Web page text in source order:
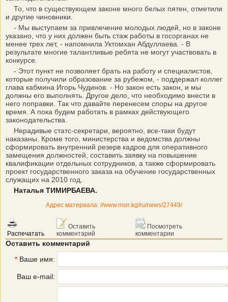
То, что в существующем законе много белых пятен, отметили
и другие чиновники.
- Мы выступаем за привлечение молодых людей, но в законе
указано, что у них должен быть стаж работы в госорганах не
менее трех лет, - напомнила Уктомхан Абдуллаева. - В
результате многие талантливые ребята не могут участвовать в
конкурсе.
- Этот пункт не позволяет брать на работу и специалистов,
которые получили образование за рубежом, - поддержал коллег
глава кабмина Игорь Чудинов. - Но закон есть закон, и мы
должны его выполнять. Другое дело, что необходимо внести в
него поправки. Так что давайте перенесем споры на другое
время. А пока будем работать в рамках действующего
законодательства.
Нерадивые статс-секретари, вероятно, все-таки будут
наказаны. Кроме того, министерства и ведомства должны
сформировать внутренний резерв кадров для оперативного
замещения должностей, составить заявку на повышение
квалификации отдельных сотрудников, а также сформировать
проект государственного заказа на обучение государственных
служащих на 2010 год.
Наталья ТИМИРБАЕВА.
Адрес материала: //www.msn.kg/ru/news/27449/
Распечатать
Оставить
комментарий
Посмотреть
комментарии
Оставить комментарий
* Ваше имя:
Ваш e-mail: